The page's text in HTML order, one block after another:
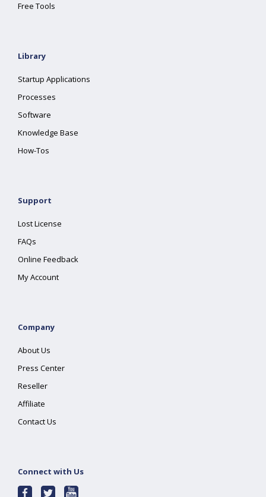
Free Tools
Library
Startup Applications
Processes
Software
Knowledge Base
How-Tos
Support
Lost License
FAQs
Online Feedback
My Account
Company
About Us
Press Center
Reseller
Affiliate
Contact Us
Connect with Us